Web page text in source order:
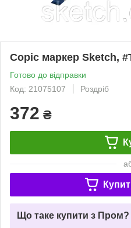
Copic маркер Sketch,
Готово до відправки
Код: 21075107
Роздріб
372 ₴
Що таке купити з Пром?